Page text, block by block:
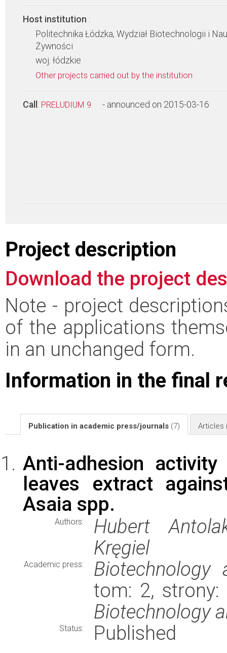
Host institution :
Politechnika Łódzka, Wydział Biotechnologii i
Żywności
woj. łódzkie
Other projects carried out by the institution
Call : PRELUDIUM 9 - announced on 2015-03-16
Project description
Download the project
Note - project
of the applications
in an unchanged form.
Information in the final
Publication in academic press/journals (7) Articles
Anti-adhesion
leaves extract
Asaia spp.
Authors:
Hubert
Kręgiel
Academic press:
Biotechnology
tom: 2, strony:
Biotechnology
Status:
Published